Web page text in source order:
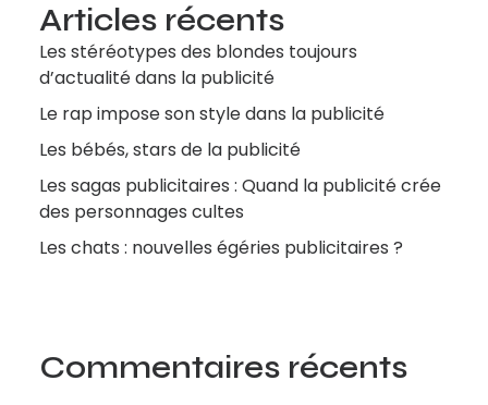
Articles récents
Les stéréotypes des blondes toujours
d’actualité dans la publicité
Le rap impose son style dans la publicité
Les bébés, stars de la publicité
Les sagas publicitaires : Quand la publicité crée
des personnages cultes
Les chats : nouvelles égéries publicitaires ?
Commentaires récents